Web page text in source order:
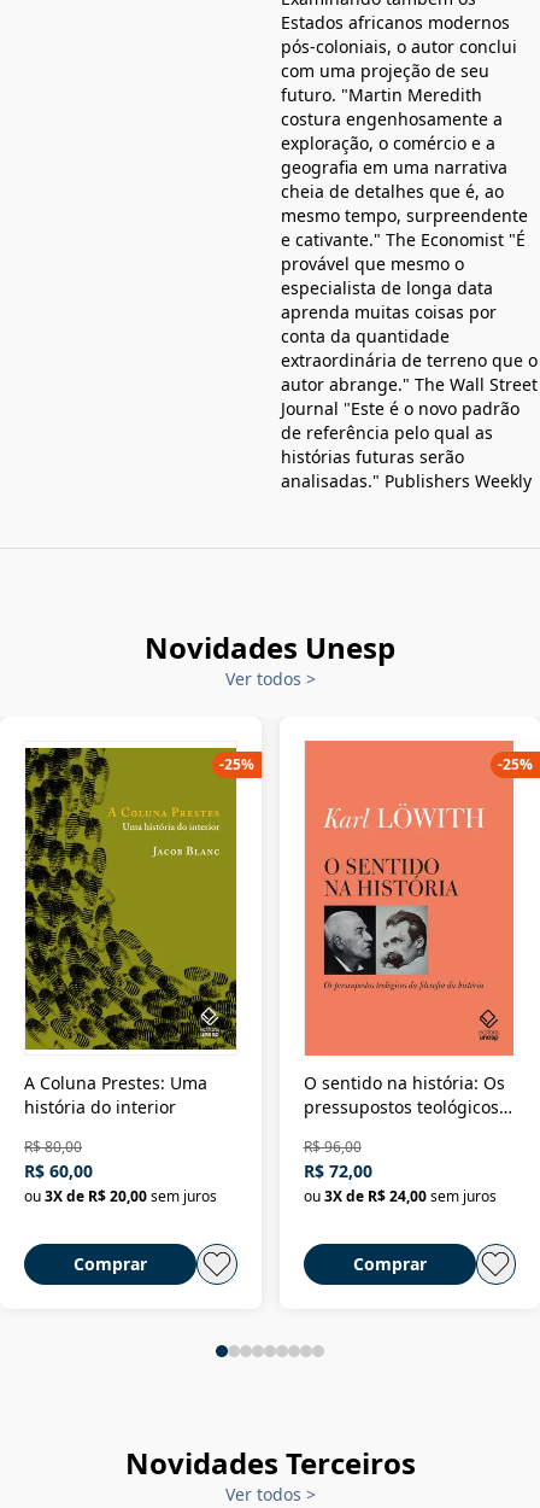
Estados africanos modernos
pós-coloniais, o autor conclui
com uma projeção de seu
futuro. "Martin Meredith
costura engenhosamente a
exploração, o comércio e a
geografia em uma narrativa
cheia de detalhes que é, ao
mesmo tempo, surpreendente
e cativante." The Economist "É
provável que mesmo o
especialista de longa data
aprenda muitas coisas por
conta da quantidade
extraordinária de terreno que o
autor abrange." The Wall Street
Journal "Este é o novo padrão
de referência pelo qual as
histórias futuras serão
analisadas." Publishers Weekly
Novidades Unesp
Ver todos >
A Coluna Prestes: Uma
história do interior
R$ 80,00
R$ 60,00
ou3X de R$ 20,00sem juros
Comprar
-25%
O sentido na história: Os
pressupostos teológicos
R$ 96,00
R$ 72,00
ou 3X de R$ 24,00 sem juros
Comprar
-25%
Novidades Terceiros
Ver todos >